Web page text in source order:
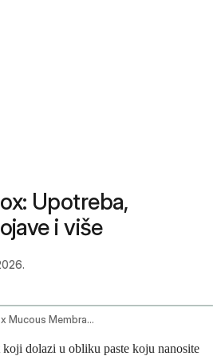
Upotreba,
i više
Amlexanox Mucous Membrane Oral Route
dolazi u obliku paste koju nanosite